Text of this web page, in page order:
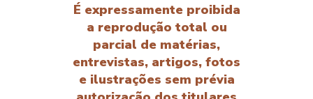
É expressamente proibida
a reprodução total ou
parcial de matérias,
entrevistas, artigos, fotos
e ilustrações sem prévia